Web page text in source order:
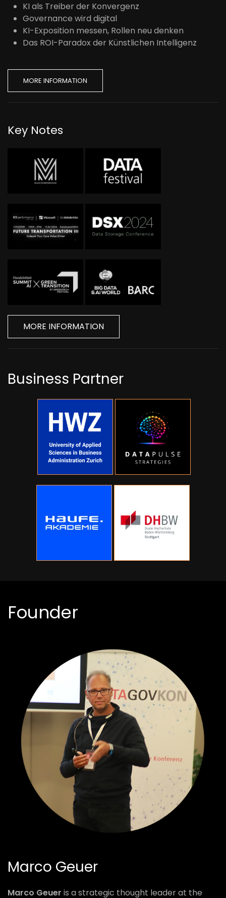
KI als Treiber der Konvergenz
Governance wird digital
KI-Exposition messen, Rollen neu denken
Das ROI-Paradox der Künstlichen Intelligenz
MORE INFORMATION
Key Notes
MORE INFORMATION
Business Partner
Founder
Marco Geuer
Marco Geuer is a strategic thought leader at the